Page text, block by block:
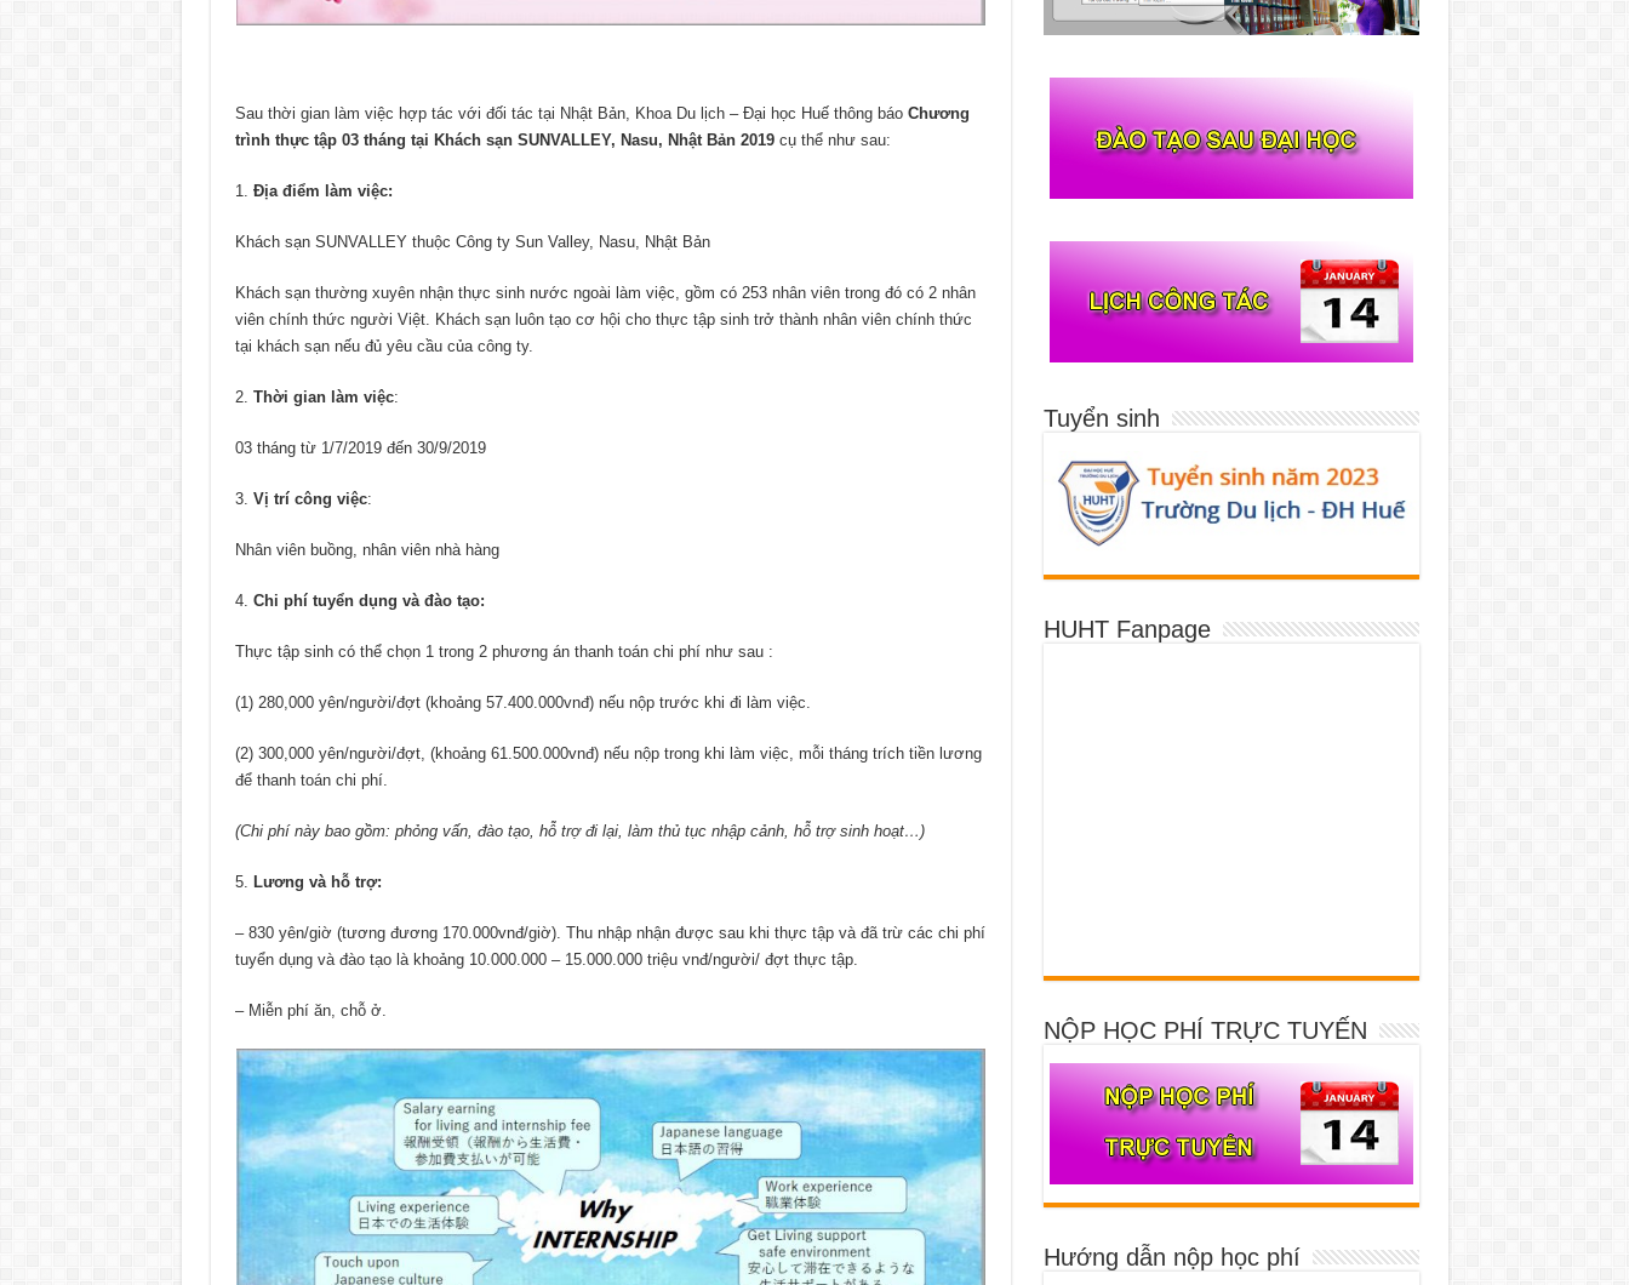
Sau thời gian làm việc hợp tác với đối tác tại Nhật Bản, Khoa Du lịch – Đại học Huế thông báo Chương
trình thực tập 03 tháng tại Khách sạn SUNVALLEY, Nasu, Nhật Bản 2019cụ thể như sau:
Địa điểm làm việc:
Khách sạn SUNVALLEY thuộc Công ty Sun Valley, Nasu, Nhật Bản
Khách sạn thường xuyên nhận thực sinh nước ngoài làm việc, gồm có 253 nhân viên trong đó có 2 nhân
viên chính thức người Việt. Khách sạn luôn tạo cơ hội cho thực tập sinh trở thành nhân viên chính thức
tại khách sạn nếu đủ yêu cầu của công ty.
Thời gian làm việc:
03 tháng từ 1/7/2019 đến 30/9/2019
Vị trí công việc:
Nhân viên buồng, nhân viên nhà hàng
Chi phí tuyển dụng và đào tạo:
Thực tập sinh có thể chọn 1 trong 2 phương án thanh toán chi phí như sau :
(1) 280,000 yên/người/đợt (khoảng 57.400.000vnđ) nếu nộp trước khi đi làm việc.
(2) 300,000 yên/người/đợt, (khoảng 61.500.000vnđ) nếu nộp trong khi làm việc, mỗi tháng trích tiền lương
để thanh toán chi phí.
(Chi phí này bao gồm: phỏng vấn, đào tạo, hỗ trợ đi lại, làm thủ tục nhập cảnh, hỗ trợ sinh hoạt…)
Lương và hỗ trợ:
– 830 yên/giờ (tương đương 170.000vnđ/giờ). Thu nhập nhận được sau khi thực tập và đã trừ các chi phí
tuyển dụng và đào tạo là khoảng 10.000.000 – 15.000.000 triệu vnđ/người/ đợt thực tập.
– Miễn phí ăn, chỗ ở.
Tuyển sinh
HUHT Fanpage
NỘP HỌC PHÍ TRỰC TUYẾN
Hướng dẫn nộp học phí